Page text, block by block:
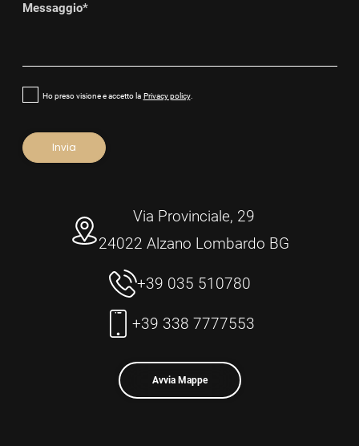
Via Provinciale, 29
24022 Alzano Lombardo BG
+39 035 510780
+39 338 7777553
Avvia Mappe
Messaggio*
Ho preso visione e accetto la Privacy policy.